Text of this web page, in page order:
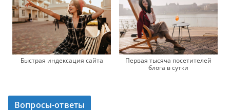
Быстрая индексация сайта
Первая тысяча посетителей
блога в сутки
Вопросы-ответы